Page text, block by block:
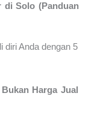
di Solo (Panduan
diri Anda dengan 5
Harga Jual